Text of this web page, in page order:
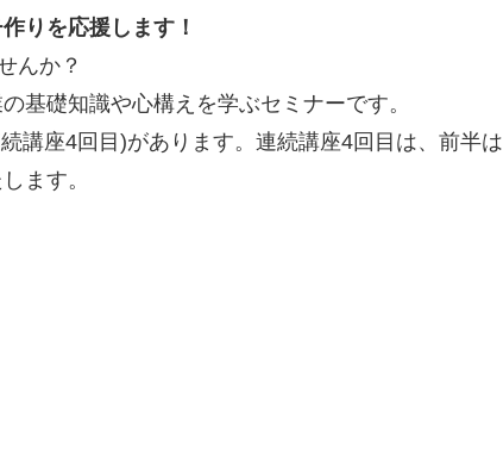
りを応援します！
んか？
基礎知識や心構えを学ぶセミナーです。
講座4回目)があります。連続講座4回目は、前半は
ます。